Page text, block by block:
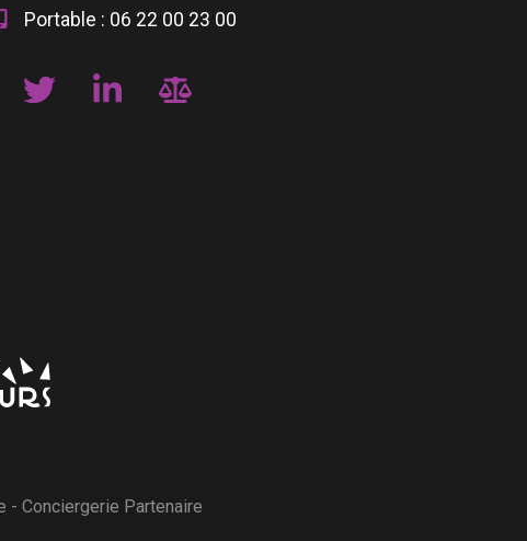
Portable : 06 22 00 23 00
- Conciergerie Partenaire